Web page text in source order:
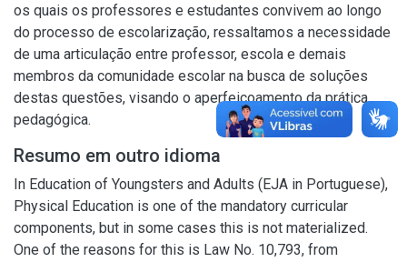
os quais os professores e estudantes convivem ao longo
do processo de escolarização, ressaltamos a necessidade
de uma articulação entre professor, escola e demais
membros da comunidade escolar na busca de soluções
destas questões, visando o aperfeiçoamento da prática
pedagógica.
Resumo em outro idioma
In Education of Youngsters and Adults (EJA in Portuguese),
Physical Education is one of the mandatory curricular
components, but in some cases this is not materialized.
One of the reasons for this is Law No. 10,793, from